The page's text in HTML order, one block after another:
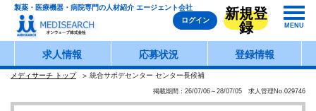
製薬・医療機器・病院専門の人材紹介 エージェント会社
ログイン
新規登
録
MENU
求人情報 応募状況 登録情報
メディサーチ トップ 統合サポデセンター センター長候補
掲載期間：26/07/06～28/07/05 求人管理No.029746